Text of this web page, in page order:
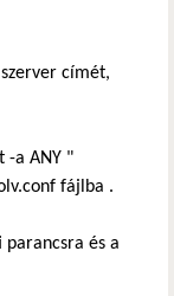
címét,
-a ANY "
fájlba .
és a